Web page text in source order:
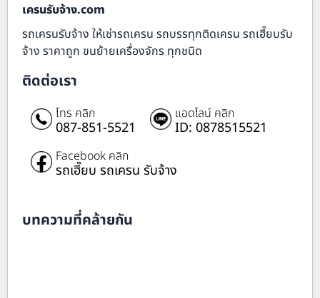
เครนรับจ้าง.com
รถเครนรับจ้าง ให้เช่ารถเครน รถบรรทุกติดเครน รถเฮี๊ยบรับ
จ้าง ราคาถูก ขนย้ายเครื่องจักร ทุกชนิด
ติดต่อเรา
โทร คลิก
087-851-5521
แอดไลน์ คลิก
ID: 0878515521
Facebook คลิก
รถเฮี๊ยบ รถเครน รับจ้าง
บทความที่คล้ายกัน